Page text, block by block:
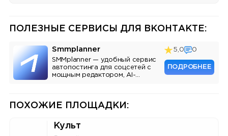
ПОЛЕЗНЫЕ СЕРВИСЫ ДЛЯ ВКОНТАКТЕ:
Smmplanner
SMMplanner — удобный сервис
автопостинга для соцсетей с
мощным редактором, AI-
5,0 0
ПОДРОБНЕЕ
ПОХОЖИЕ ПЛОЩАДКИ:
Культ